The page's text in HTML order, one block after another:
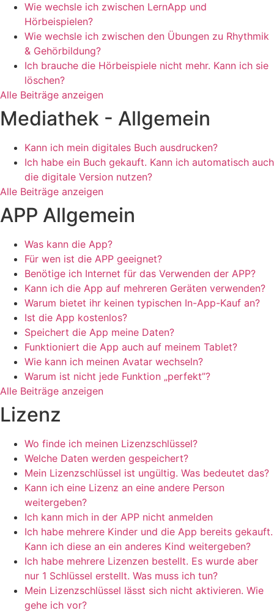
Wie wechsle ich zwischen LernApp und
Hörbeispielen?
Wie wechsle ich zwischen den Übungen zu Rhythmik
& Gehörbildung?
Ich brauche die Hörbeispiele nicht mehr. Kann ich sie
löschen?
Alle Beiträge anzeigen
Mediathek - Allgemein
Kann ich mein digitales Buch ausdrucken?
Ich habe ein Buch gekauft. Kann ich automatisch auch
die digitale Version nutzen?
Alle Beiträge anzeigen
APP Allgemein
Was kann die App?
Für wen ist die APP geeignet?
Benötige ich Internet für das Verwenden der APP?
Kann ich die App auf mehreren Geräten verwenden?
Warum bietet ihr keinen typischen In-App-Kauf an?
Ist die App kostenlos?
Speichert die App meine Daten?
Funktioniert die App auch auf meinem Tablet?
Wie kann ich meinen Avatar wechseln?
Warum ist nicht jede Funktion „perfekt”?
Alle Beiträge anzeigen
Lizenz
Wo finde ich meinen Lizenzschlüssel?
Welche Daten werden gespeichert?
Mein Lizenzschlüssel ist ungültig. Was bedeutet das?
Kann ich eine Lizenz an eine andere Person
weitergeben?
Ich kann mich in der APP nicht anmelden
Ich habe mehrere Kinder und die App bereits gekauft.
Kann ich diese an ein anderes Kind weitergeben?
Ich habe mehrere Lizenzen bestellt. Es wurde aber
nur 1 Schlüssel erstellt. Was muss ich tun?
Mein Lizenzschlüssel lässt sich nicht aktivieren. Wie
gehe ich vor?